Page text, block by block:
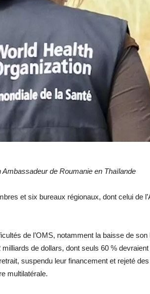
de Roumanie en Thaïlande
et six bureaux régionaux, dont celui de
de l’OMS, notamment la baisse de son
de dollars, dont seuls 60 %
suspendu leur financement et rejeté
multilatérale.